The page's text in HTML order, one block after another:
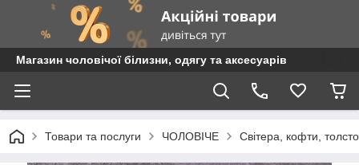
Магазин чоловічої білизни, одягу та аксесуарів
Товари та послуги ЧОЛОВІЧЕ Світера, кофти,